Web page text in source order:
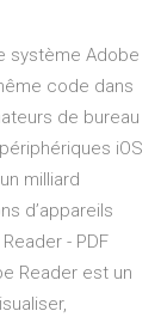
système Adobe
code dans
de bureau
iOS
milliard
d’appareils
- PDF
Reader est un